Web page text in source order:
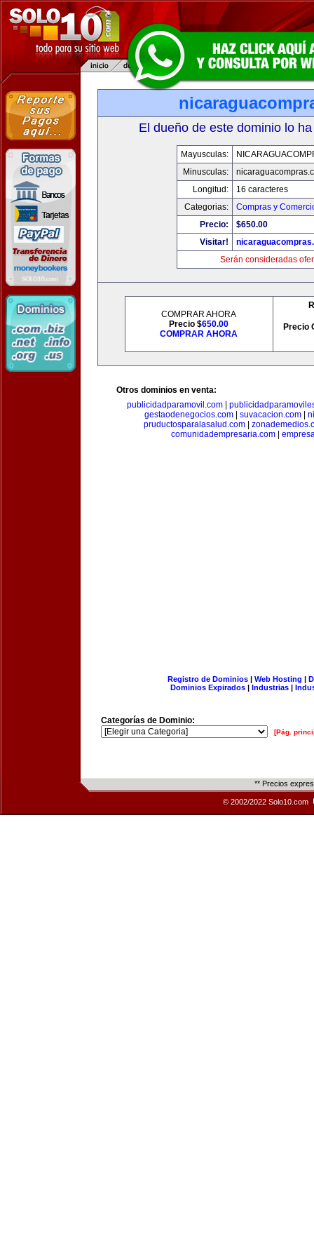
El dueño de este dominio lo
Mayusculas:
Minusculas:
Longitud:
16 caracteres
Categorias:
Compras y
Precio:
$650.00
Visitar!
Serán consideradas
COMPRAR AHORA
Precio $650.00
COMPRAR AHORA
Precio
Otros dominios en venta:
publicidadparamovil.com
gestaodenegocios.com| suvacacion.com|
pruductosparalasalud.com|
comunidadempresaria.com|
Registro de Dominios| Web Hosting |
Dominios Expirados | Industrias |
Categorías de Dominio:
[Pág.
** Precios
© 2002/2022 Solo10.com